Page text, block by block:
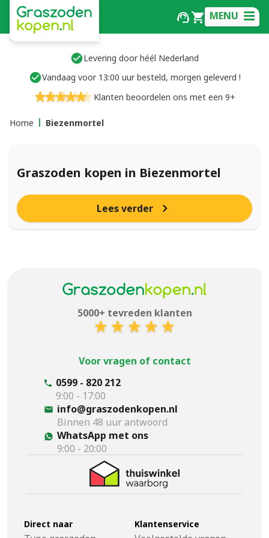
MENU
Levering door héél Nederland
Vandaag voor 13:00 uur besteld, morgen geleverd !
Klanten beoordelen ons met een 9+
Home Biezenmortel
Graszoden kopen in Biezenmortel
Lees verder
5000+ tevreden klanten
Voor vragen of contact
0599 - 820 212
9:00 - 17:00
info@graszodenkopen.nl
Binnen 48 uur antwoord
WhatsApp met ons
9:00 - 20:00
Direct naar Klantenservice